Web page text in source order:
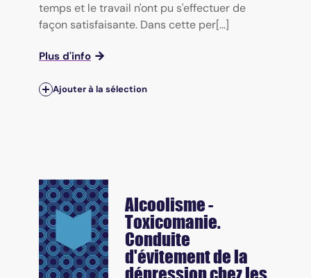
temps et le travail n'ont pu s'effectuer de
façon satisfaisante. Dans cette per[...]
Plus d'info
Ajouter à la sélection
Alcoolisme -
Toxicomanie.
Conduite
d'évitement de la
dépression chez les